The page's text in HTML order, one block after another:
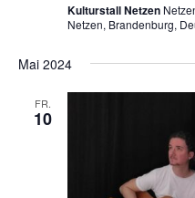
Kulturstall Netzen
Netzen, Brandenburg,
Mai 2024
FR.
10